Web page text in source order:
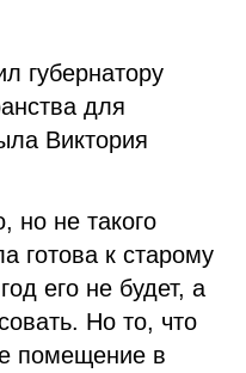
губернатору
для
Виктория
но не такого
готова к старому
его не будет, а
Но то, что
помещение в